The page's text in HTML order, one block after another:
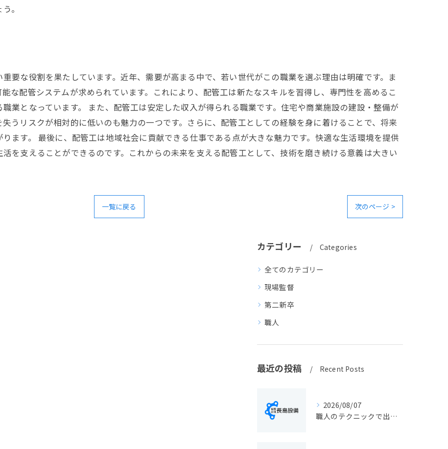
。
要な役割を果たしています。近年、需要が高まる中で、若い世代がこの職業を選ぶ理由は明確です。ま
な配管システムが求められています。これにより、配管工は新たなスキルを習得し、専門性を高めるこ
業となっています。 また、配管工は安定した収入が得られる職業です。住宅や商業施設の建設・整備が
うリスクが相対的に低いのも魅力の一つです。さらに、配管工としての経験を身に着けることで、将来
ます。 最後に、配管工は地域社会に貢献できる仕事である点が大きな魅力です。快適な生活環境を提供
を支えることができるのです。これからの未来を支える配管工として、技術を磨き続ける意義は大きい
一覧に戻る 次のページ >
カテゴリー Categories
全てのカテゴリー
現場監督
第二新卒
職人
最近の投稿 Recent Posts
2026/08/07
職人のテクニックで出会う静岡県静岡市の伝統工芸と学びの魅力徹底解説